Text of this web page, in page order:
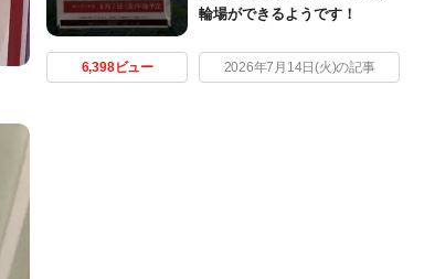
輪場ができるようです！
6,398ビュー 2026年7月14日(火)の記事